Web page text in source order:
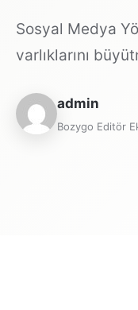
Sosyal Medya
varlıklarını
admin
Bozygo Editör